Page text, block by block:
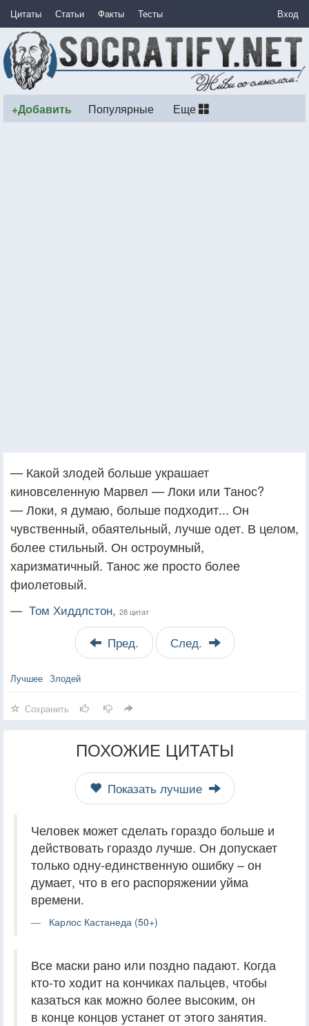
Цитаты Статьи Факты Тесты Вход
+Добавить Популярные Еще
— Какой злодей больше украшает
киновселенную Марвел — Локи или Танос?
— Локи, я думаю, больше подходит... Он
чувственный, обаятельный, лучше одет. В целом,
более стильный. Он остроумный,
харизматичный. Танос же просто более
фиолетовый.
— Том Хиддлстон, 28 цитат
Пред. След.
Лучшее Злодей
Сохранить
ПОХОЖИЕ ЦИТАТЫ
Показать лучшие
Человек может сделать гораздо больше и
действовать гораздо лучше. Он допускает
только одну-единственную ошибку – он
думает, что в его распоряжении уйма
времени.
Карлос Кастанеда (50+)
Все маски рано или поздно падают. Когда
кто-то ходит на кончиках пальцев, чтобы
казаться как можно более высоким, он
в конце концов устанет от этого занятия.